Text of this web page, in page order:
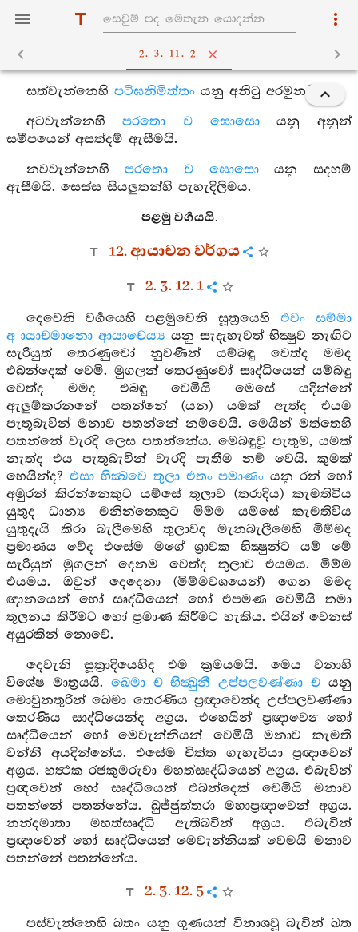
2. 3. 11. 2
සත්වැන්නෙහි පටිඝනිමිත්තංයනු අනිටු අරමුනයි.
අටවැන්නෙහිපරතො ච ඝොසොයනු අනුන්
සමීපයෙන් අසත්දම් ඇසීමයි.
නවවැන්නෙහිපරතො ච ඝොසොයනු සදහම්
ඇසීමයි. සෙස්ස සියලුතන්හි පැහැදිලිමය.
පළමු වර්‍ගයයි.
12. ආයාචන වර්ගය
2. 3. 12. 1
දෙවෙනි වර්‍ගයෙහි පළමුවෙනි සූත්‍රයෙහිඑවං සම්මා
අායාචමානො ආයාචෙය්‍ය යනු සැදැහැවත් භික්‍ෂුව නැඟිට
සැරියුත් තෙරණුවෝ නුවණින් යම්බඳු වෙත්ද මමද
එබන්දෙක් වෙමි. මුගලන් තෙරණුවෝ සෘද්ධියෙන් යම්බඳු
වෙත්ද මමද එබඳු වෙමියි මෙසේ යදින්නේ
ඇලුම්කරනනේ පතන්නේ (යන) යමක් ඇත්ද එයම
පැතූබැවින් මනාව පතන්නේ නම්වෙයි. මෙයින් මත්තෙහි
පතන්නේ වැරදි ලෙස පතන්නේය. මෙබඳුවූ පැතුම, යමක්
නැත්ද එය පැතුබැවින් වැරදි පැතීම නම් වෙයි. කුමක්
හෙයින්ද? එසා භික්‍ඛවෙ තුලා එතං පමාණං යනු රන් හෝ
අමුරන් කිරන්නෙකුට යම්සේ තුලාව (තරාදිය) කැමතිවිය
යුතුද ධාන්‍ය මනින්නෙකුට මිම්ම යම්සේ කැමතිවිය
යුතුදැයි කිරා බැලීමෙහි තුලාවද මැනබැලීමෙහි මිම්මද
ප්‍රමාණය වේද එසේම මගේ ශ්‍රාවක භික්‍ෂුන්ට යම් මේ
සැරියුත් මුගලන් දෙනම වෙත්ද තුලාව එයමය. මිම්ම
එයමය. ඔවුන් දෙදෙනා (මිම්මවශයෙන්) ගෙන මමද
ඥානයෙන් හෝ සෘද්ධියෙන් හෝ එපමණ වෙමියි තමා
තුලනය කිරීමට හෝ ප්‍රමාණ කිරීමට හැකිය. එයින් වෙනස්
අයුරකින් නොවේ.
දෙවැනි සූත්‍රාදියෙහිද එම ක්‍රමයමයි. මෙය වනාහි
විශේෂ මාත්‍රයයි. ඛෙමා ච භික්‍ඛුනී උප්පලවණ්ණා ච යනු
මොවුනතුරින් ඛෙමා තෙරණිය ප්‍රඥාවෙන්ද උප්පලවණ්ණා
තෙරණිය සාද්ධියෙන්ද අග්‍රය. එහෙයින් ප්‍රඥාවෙන්‍ හෝ
සෘද්ධියෙන් හෝ මෙවැන්නියන් වෙමියි මනාව කැමති
වන්නී අයදින්නේය. එසේම චිත්ත ගැහැවියා ප්‍රඥාවෙන්
අග්‍රය. හත්‍ථක රජකුමරුවා මහත්සෘද්ධියෙන් අග්‍රය. එබැවින්
ප්‍රඥවෙන් හෝ සෘද්ධියෙන් එබන්දෙක් වෙමියි මනාව
පතන්නේ පතන්නේය. ඛුජ්ජුත්තරා මහාප්‍රඥාවෙන් අග්‍රය.
නන්දමාතා මහත්සෘද්ධි ඇතිබවින් අග්‍රය. එබැවින්
ප්‍රඥාවෙන් හෝ සෘද්ධියෙන් මෙවැන්නියක් වෙමයි මනාව
පතන්නේ පතන්නේය.
2. 3. 12. 5
පස්වැන්නෙහි ඛතං යනු ගුණයන් විනාශවූ බැවින් ඛත